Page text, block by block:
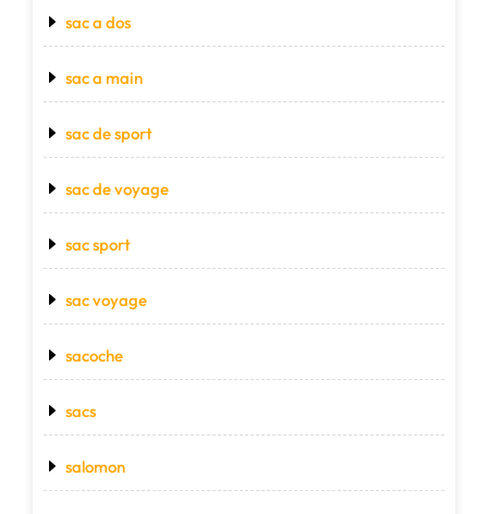
sac a dos
sac a main
sac de sport
sac de voyage
sac sport
sac voyage
sacoche
sacs
salomon